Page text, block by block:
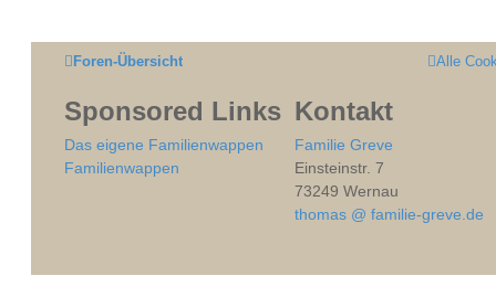
Foren-Übersicht Alle
Sponsored Links
Das eigene Familienwappen
Familienwappen
Kontakt
Familie Greve
Einsteinstr. 7
73249 Wernau
thomas @ familie-greve.de